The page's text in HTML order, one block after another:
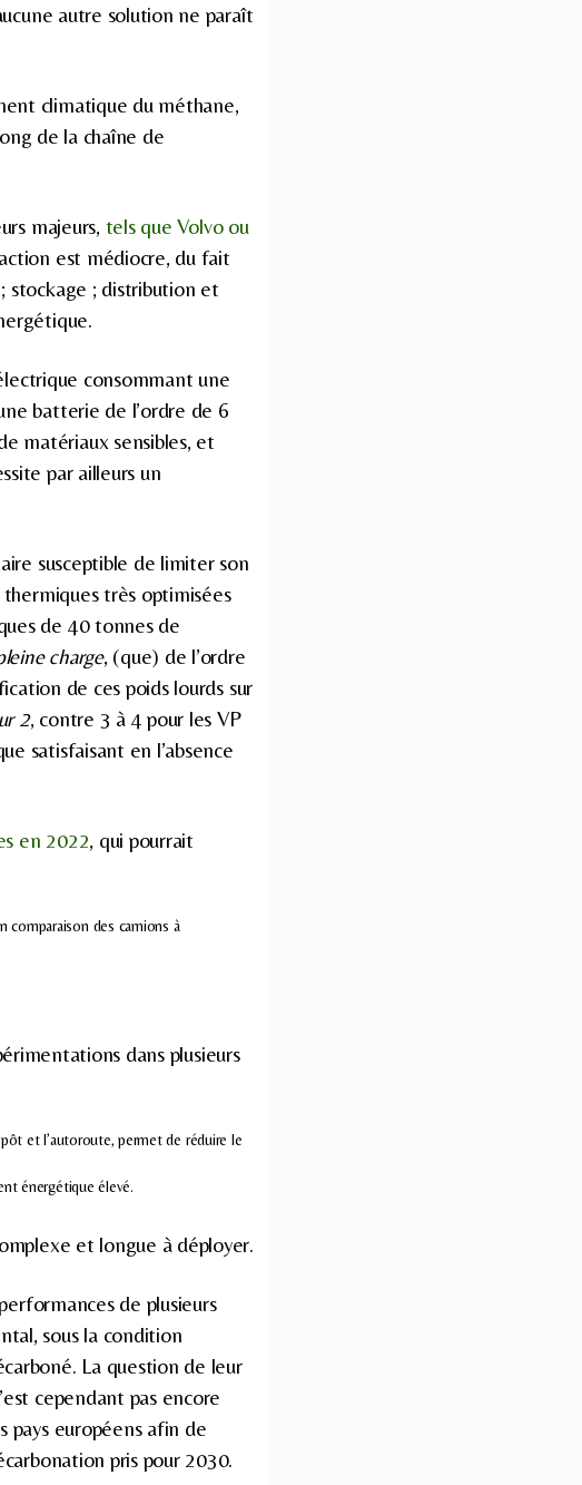
autre solution ne paraît
climatique du méthane,
de la chaîne de
majeurs, tels que Volvo ou
est médiocre, du fait
stockage ; distribution et
consommant une
batterie de l’ordre de 6
matériaux sensibles, et
par ailleurs un
susceptible de limiter son
très optimisées
de 40 tonnes de
charge, (que) de l’ordre
de ces poids lourds sur
2, contre 3 à 4 pour les VP
satisfaisant en l’absence
en 2022, qui pourrait
comparaison des camions à
dans plusieurs
et l’autoroute, permet de réduire le
énergétique élevé.
et longue à déployer.
de plusieurs
sous la condition
La question de leur
cependant pas encore
pays européens afin de
pris pour 2030.